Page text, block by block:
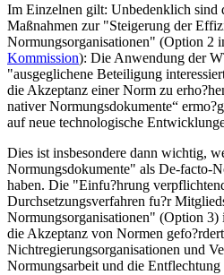
Im Einzelnen gilt: Unbedenklich sind
Maßnahmen zur "Steigerung der
Normungsorganisationen" (Option 2
Kommission): Die Anwendung der
"ausgeglichene Beteiligung
die Akzeptanz einer Norm zu
nativer Normungsdokumente“
auf neue technologische
Dies ist insbesondere dann wichtig,
Normungsdokumente" als De-facto-
haben. Die "Einfu?hrung
Durchsetzungsverfahren fu?r
Normungsorganisationen" (Option
die Akzeptanz von Normen
Nichtregierungsorganisationen und
Normungsarbeit und die